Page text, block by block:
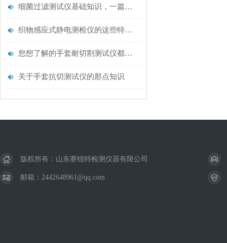
细菌过滤测试仪基础知识，一篇搞定
织物感应式静电测检仪的这些特点很少有人都知道
您想了解的手套耐切割测试仪都在这里了
关于手套抗切测试仪的那点知识
版权所有：山东赛锐特检测仪器有限公司
邮箱：2442648961@qq.com